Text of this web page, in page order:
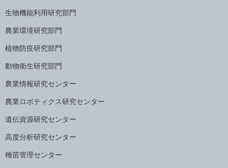
生物機能利用研究部門
農業環境研究部門
植物防疫研究部門
動物衛生研究部門
農業情報研究センター
農業ロボティクス研究センター
遺伝資源研究センター
高度分析研究センター
種苗管理センター